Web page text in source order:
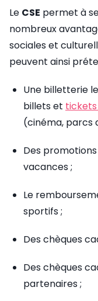
Le CSE permet à
nombreux
sociales et
peuvent ainsi
Une billetterie
billets et
(cinéma, parcs
Des
vacances ;
Le
sportifs ;
Des chèques
Des chèques
partenaires ;